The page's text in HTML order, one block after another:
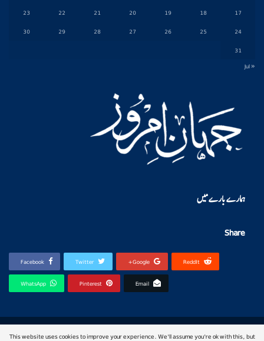
17
18
19
20
21
22
23
24
25
26
27
28
29
30
31
« Jul
ہمارے بارے میں
Share
Facebook Twitter Google+ ReddIt
WhatsApp Pinterest Email
© 2026 - jahan-e-imroz. All Rights Reserved.
This website uses cookies to improve your experience. We'll assume you're ok with this, but